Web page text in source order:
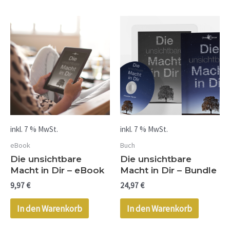
inkl. 7 % MwSt.
eBook
Die unsichtbare
Macht in Dir – eBook
9,97€
In den Warenkorb
inkl. 7 % MwSt.
Buch
Die unsichtbare
Macht in Dir – Bundle
24,97€
In den Warenkorb